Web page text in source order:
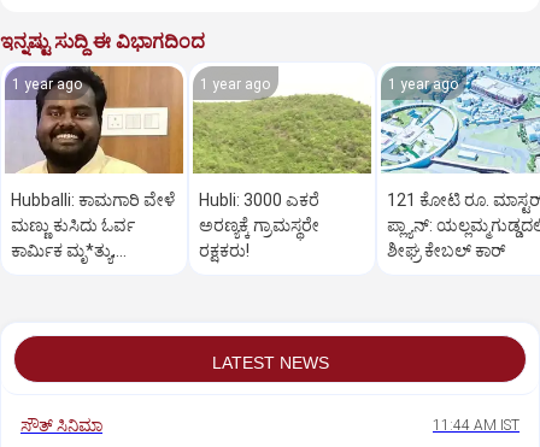
ಇನ್ನಷ್ಟು ಸುದ್ದಿ ಈ ವಿಭಾಗದಿಂದ
1 year ago
Hubballi: ಕಾಮಗಾರಿ ವೇಳೆ
ಮಣ್ಣು ಕುಸಿದು ಓರ್ವ
ಕಾರ್ಮಿಕ ಮೃ*ತ್ಯು,
1 year ago
Hubli: 3000 ಎಕರೆ
ಅರಣ್ಯಕ್ಕೆ ಗ್ರಾಮಸ್ಥರೇ
ರಕ್ಷಕರು!
1 year ago
121 ಕೋಟಿ ರೂ.
‌ಪ್ಲ್ಯಾನ್:
ಶೀಘ್ರ ಕೇಬಲ್‌ ಕಾರ್‌
LATEST NEWS
ಸೌತ್‌ ಸಿನಿಮಾ 11:44 AM IST